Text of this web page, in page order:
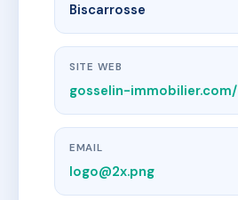
Biscarrosse
SITE WEB
gosselin-immobilier.com/
EMAIL
logo@2x.png